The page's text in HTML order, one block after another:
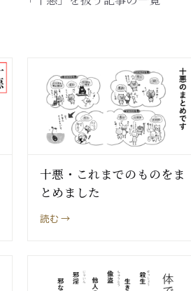
十悪・これまでのものをま
とめました
読む →